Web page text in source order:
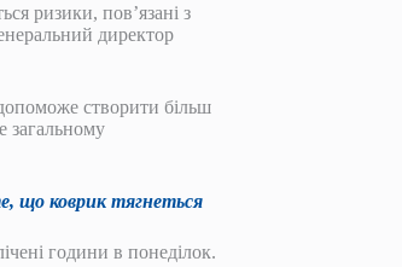
ризики, пов’язані з
директор
створити більш
загальному
що коврик тягнеться
години в понеділок.